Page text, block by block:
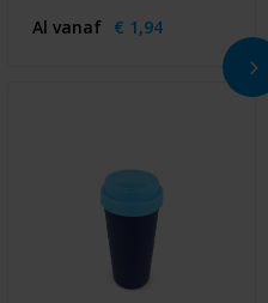
Al vanaf € 1,94